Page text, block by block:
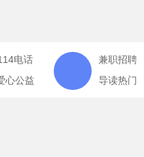
电话
心公益
兼职招聘
导读热门